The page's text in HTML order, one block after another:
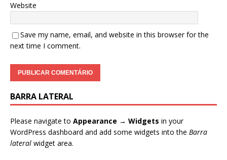
Website
Save my name, email, and website in this browser for the
next time I comment.
BARRA LATERAL
Please navigate to Appearance → Widgets in your
WordPress dashboard and add some widgets into the Barra
lateral widget area.